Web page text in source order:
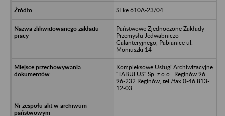
SEke 610A-23/04
Państwowe Zjednoczone Zakłady
Przemysłu Jedwabniczo-
Galanteryjnego, Pabianice ul.
Moniuszki 14
Kompleksowe Usługi Archiwizacyjne
"TABULUS" Sp. z o.o., Reginów 96,
96-232 Reginów, tel./fax 0-46 813-
12-03